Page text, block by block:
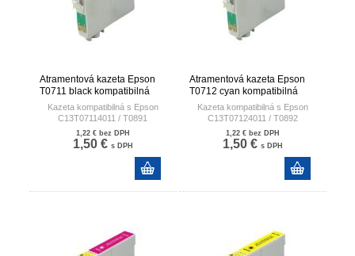
Atramentová kazeta Epson
T0711 black kompatibilná
Kazeta kompatibilná s Epson
C13T07114011 / T0891
1,22 € bez DPH
1,50 € s DPH
Atramentová kazeta Epson
T0712 cyan kompatibilná
Kazeta kompatibilná s Epson
C13T07124011 / T0892
1,22 € bez DPH
1,50 € s DPH